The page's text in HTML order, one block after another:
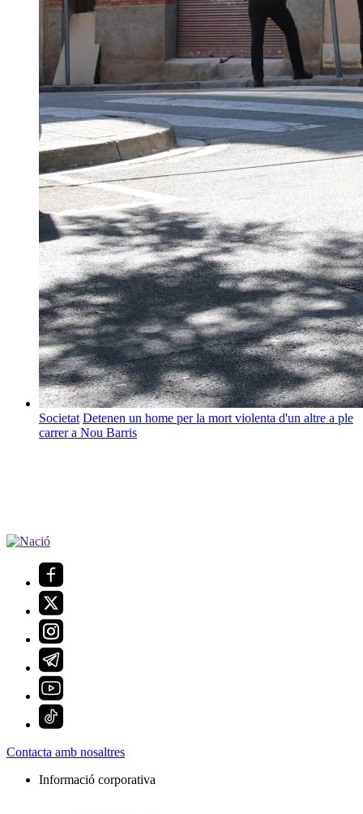
Societat Detenen un home per la mort violenta d'un altre a ple
carrer a Nou Barris
Contacta amb nosaltres
Informació corporativa